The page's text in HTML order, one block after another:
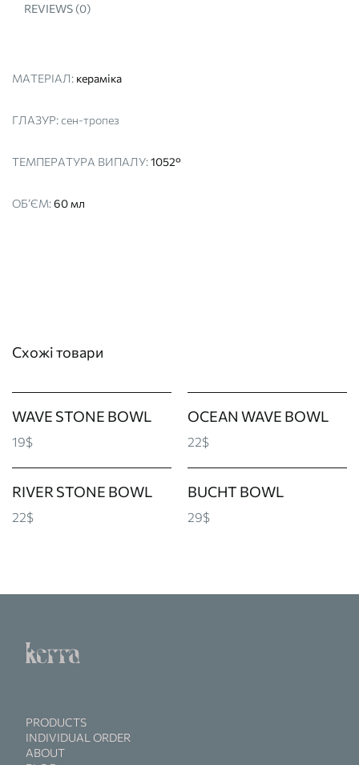
REVIEWS (0)
МАТЕРІАЛ: кераміка
ГЛАЗУР:сен-тропез
ТЕМПЕРАТУРА ВИПАЛУ:1052°
ОБ’ЄМ:60 мл
Схожі товари
WAVE STONE BOWL
19$
OCEAN WAVE BOWL
22$
RIVER STONE BOWL
22$
BUCHT BOWL
29$
PRODUCTS
INDIVIDUAL ORDER
ABOUT